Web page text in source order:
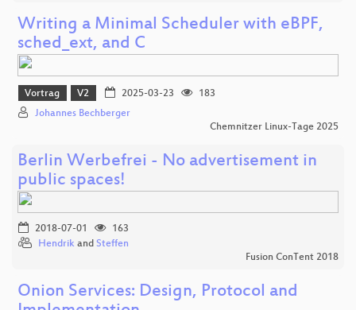
Writing a Minimal Scheduler with eBPF,
sched_ext, and C
Vortrag V2 2025-03-23
183
Johannes Bechberger
Chemnitzer Linux-Tage 2025
Berlin Werbefrei - No advertisement in
public spaces!
2018-07-01
163
Hendrik and Steffen
Fusion ConTent 2018
Onion Services: Design, Protocol and